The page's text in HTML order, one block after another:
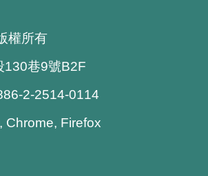
權所有
130巷9號B2F
2-2514-0114
Chrome, Firefox